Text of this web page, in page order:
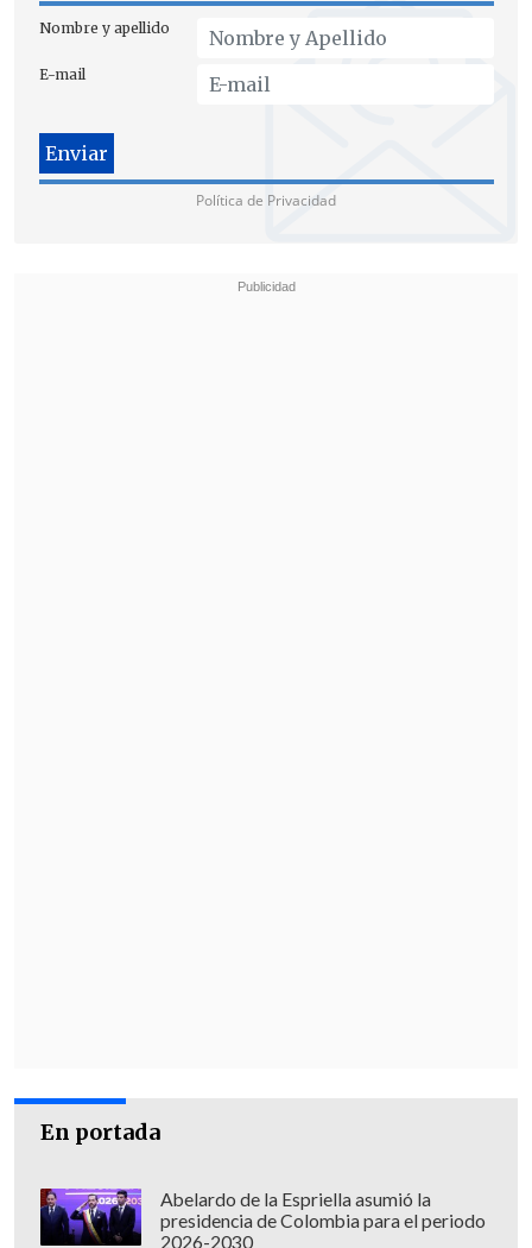
Nombre y apellido
E-mail
Política de Privacidad
En portada
Abelardo de la Espriella asumió la
presidencia de Colombia para el periodo
2026-2030